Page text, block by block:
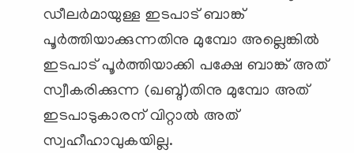
ഡീലര്‍മായുള്ള ഇടപാട് ബാങ്ക്
പൂര്‍ത്തിയാക്കുന്നതിനു മുമ്പോ അല്ലെങ്കില്‍
ഇടപാട് പൂര്‍ത്തിയാക്കി പക്ഷേ ബാങ്ക് അത്
സ്വീകരിക്കുന്ന (ഖബ്ദ്)തിനു മുമ്പോ അത്
ഇടപാടുകാരന് വിറ്റാല്‍ അത്
സ്വഹീഹാവുകയില്ല.